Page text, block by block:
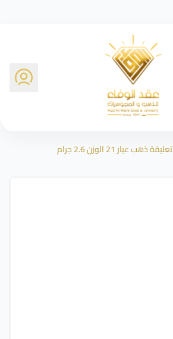
شركة عقد الوفاء للذهب
تعليقة ذهب عيار 21 الوزن 2.6 جرام